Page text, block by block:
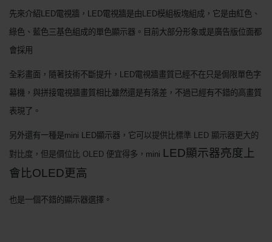
先來介紹 LED電視牆， LED電視牆是由 LED模組板塊組成，它是由紅色、
綠色、藍色三基色組成的單色顯示器。目前大部分形象或是廣告版位面都
會採用
全彩畫面，隨著技術不斷提升， LED電視牆畫質已經不在只是侷限單色字
幕機，與拼接電視牆畫質相比雖然還是有落差，不過已經有不錯的高畫質
表現了。
另外還有一種是mini LED顯示器，它 可以提供比標準 LED 顯示器更大的
對比度，但是價位比 OLED 便宜得多， mini LED顯示器亮度上
會比OLED更高
也是一個不錯的顯示器選擇。